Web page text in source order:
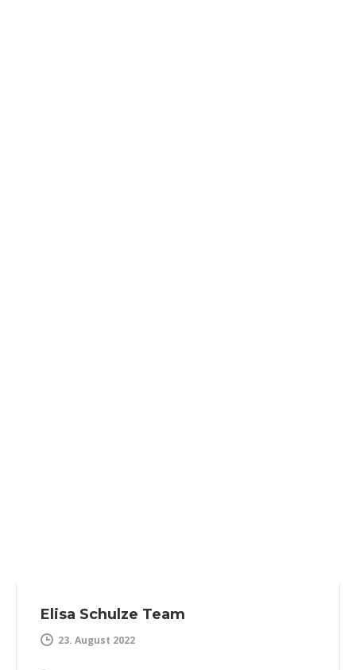
Elisa Schulze Team
23. August 2022